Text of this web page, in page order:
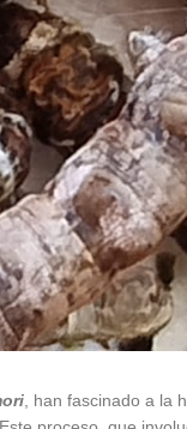
, han fascinado a la